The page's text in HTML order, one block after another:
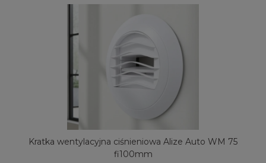
Kratka wentylacyjna ciśnieniowa Alize Auto WM 75
fi100mm